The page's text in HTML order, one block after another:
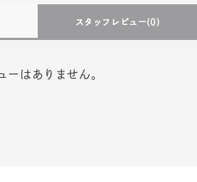
スタッフレビュー(0)
ーはありません。